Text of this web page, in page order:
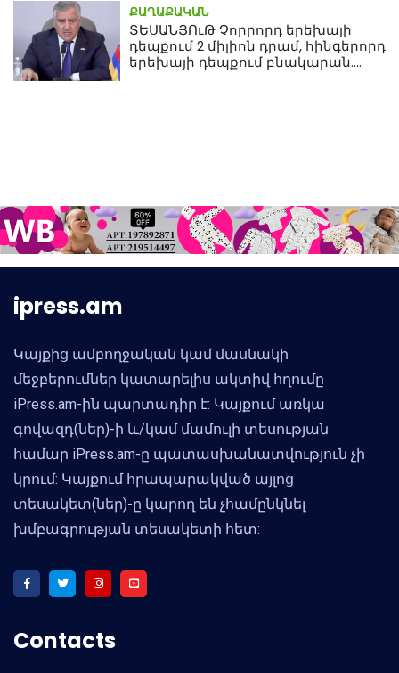
ՔԱՂԱՔԱԿԱՆ
ՏԵՍԱՆՅՈւԹ Չորրորդ երեխայի
դեպքում 2 միլիոն դրամ, հինգերորդ
երեխայի դեպքում բնակարան.
ipress.am
Կայքից ամբողջական կամ մասնակի
մեջբերումներ կատարելիս ակտիվ հղումը
iPress.am-ին պարտադիր է: Կայքում առկա
գովազդ(ներ)-ի և/կամ մամուլի տեսության
համար iPress.am-ը պատասխանատվություն չի
կրում: Կայքում հրապարակված այլոց
տեսակետ(ներ)-ը կարող են չհամընկնել
խմբագրության տեսակետի հետ:
Contacts